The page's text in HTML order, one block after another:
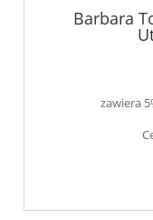
Barbara
zawiera